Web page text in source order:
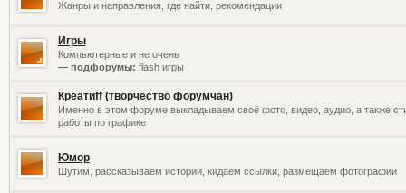
Жанры и направления, где найти, рекомендации
Игры
Компьютерные и не очень
— подфорумы: flash игры
Креатиff (творчество форумчан)
Именно в этом форуме выкладываем своё фото, видео, аудио, а также
работы по графике
Юмор
Шутим, рассказываем истории, кидаем ссылки, размещаем фотографии